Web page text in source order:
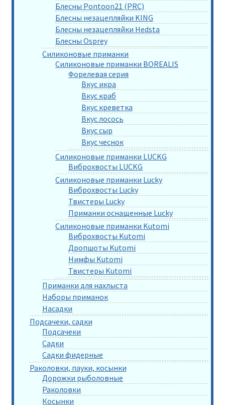
Блесны Pontoon21 (PRC)
Блесны незацепляйки KING
Блесны незацепляйки Hedsta
Блесны Osprey
Силиконовые приманки
Силиконовые приманки BOREALIS
Форелевая серия
Вкус икра
Вкус краб
Вкус креветка
Вкус лосось
Вкус сыр
Вкус чеснок
Силиконовые приманки LUCKG
Виброхвосты LUCKG
Силиконовые приманки Lucky
Виброхвосты Lucky
Твистеры Lucky
Приманки оснащенные Lucky
Силиконовые приманки Kutomi
Виброхвосты Kutomi
Дропшоты Kutomi
Нимфы Kutomi
Твистеры Kutomi
Приманки для нахлыста
Наборы приманок
Насадки
Подсачеки, садки
Подсачеки
Садки
Садки фидерные
Раколовки, пауки, косынки
Дорожки рыболовные
Раколовки
Косынки